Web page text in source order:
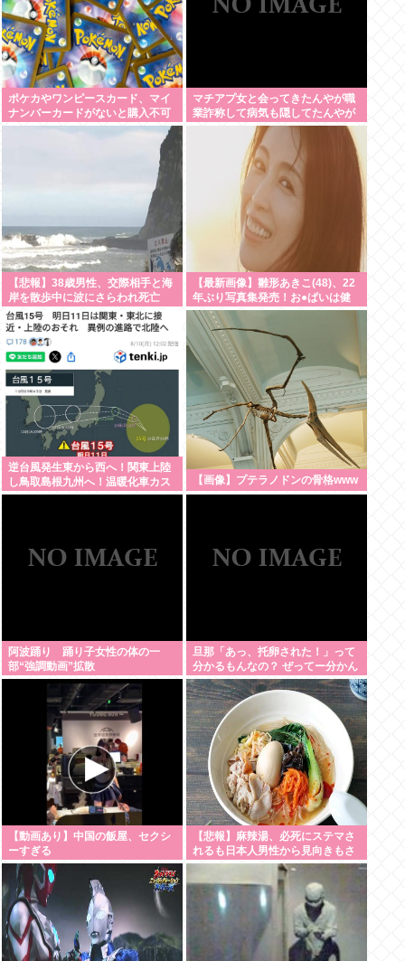
ポケカやワンピースカード、マイ
ナンバーカードがないと購入不可
能へ
マチアプ女と会ってきたんやが職
業詐称して病気も隠してたんやが
【悲報】38歳男性、交際相手と海
岸を散歩中に波にさらわれ死亡
【最新画像】雛形あきこ(48)、22
年ぶり写真集発売！お●ぱいは健
在だった！
逆台風発生東から西へ！関東上陸
し鳥取島根九州へ！温暖化車カス
のせいで気象がシッチャカメッチ
【画像】プテラノドンの骨格www
阿波踊り 踊り子女性の体の一
部“強調動画”拡散
旦那「あっ、托卵された！」って
分かるもんなの？ ぜってー分かん
ないだろ。
【動画あり】中国の飯屋、セクシ
ーすぎる
【悲報】麻辣湯、必死にステマさ
れるも日本人男性から見向きもさ
れない